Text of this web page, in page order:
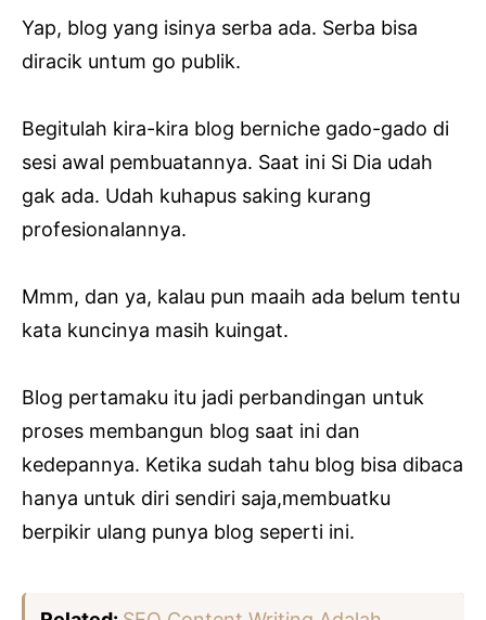
Yap, blog yang isinya serba ada. Serba bisa
diracik untum go publik.
Begitulah kira-kira blog berniche gado-gado di
sesi awal pembuatannya. Saat ini Si Dia udah
gak ada. Udah kuhapus saking kurang
profesionalannya.
Mmm, dan ya, kalau pun maaih ada belum tentu
kata kuncinya masih kuingat.
Blog pertamaku itu jadi perbandingan untuk
proses membangun blog saat ini dan
kedepannya. Ketika sudah tahu blog bisa dibaca
hanya untuk diri sendiri saja,membuatku
berpikir ulang punya blog seperti ini.